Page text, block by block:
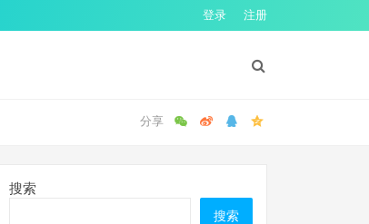
登录 注册
搜索
搜索